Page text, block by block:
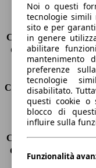
Sedili
Carico sul
Capacità di traino
Capacità di traino
Volume del
Consumi
Emissioni di CO2*
Consumo (urbano)
Consumo (extra-
Consumo (combinato)*
Noi o questi
tecnologie simili
sito e per
in genere
abilitare
mantenimento
preferenze
tecnologie
disabilitato.
questi cookie o
blocco di
influire sulla
Funzionalità